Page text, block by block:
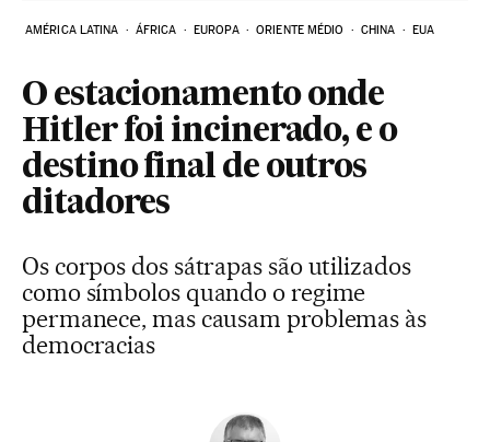
AMÉRICA LATINA ÁFRICA EUROPA ORIENTE MÉDIO CHINA EUA
O estacionamento onde
Hitler foi incinerado, e o
destino final de outros
ditadores
Os corpos dos sátrapas são utilizados
como símbolos quando o regime
permanece, mas causam problemas às
democracias